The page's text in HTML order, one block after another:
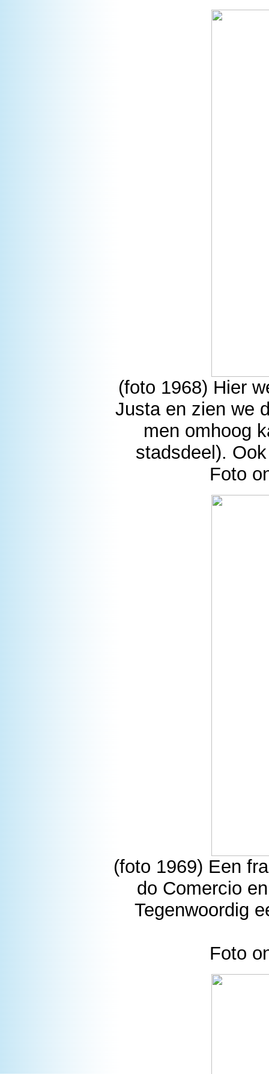
(foto 1968) Hier
Justa en zien we
men omhoog
stadsdeel).
Foto
(foto 1969) Een
do Comercio
Tegenwoordig
Foto